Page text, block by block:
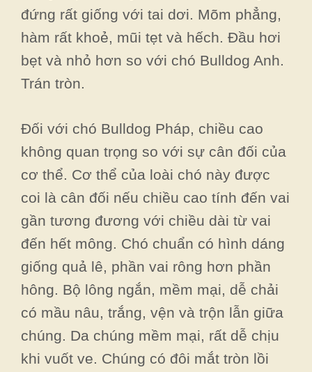
đứng rất giống với tai dơi. Mõm phẳng,
hàm rất khoẻ, mũi tẹt và hếch. Đầu hơi
bẹt và nhỏ hơn so với chó Bulldog Anh.
Trán tròn.
Đối với chó Bulldog Pháp, chiều cao
không quan trọng so với sự cân đối của
cơ thể. Cơ thể của loài chó này được
coi là cân đối nếu chiều cao tính đến vai
gần tương đương với chiều dài từ vai
đến hết mông. Chó chuẩn có hình dáng
giống quả lê, phần vai rông hơn phần
hông. Bộ lông ngắn, mềm mại, dễ chải
có mầu nâu, trắng, vện và trộn lẫn giữa
chúng. Da chúng mềm mại, rất dễ chịu
khi vuốt ve. Chúng có đôi mắt tròn lồi